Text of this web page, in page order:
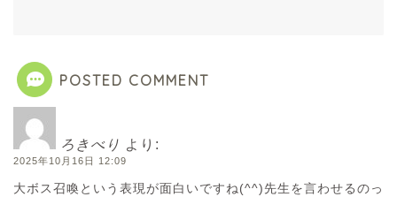
POSTED COMMENT
ろきべり より:
2025年10月16日 12:09
大ボス召喚という表現が面白いですね(^^)先生を言わせるのっ